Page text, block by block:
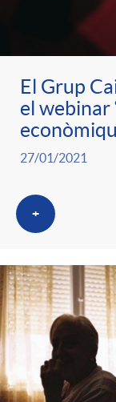
o
r
i
a
s
El Grup
el webinar
27/01/2021
+